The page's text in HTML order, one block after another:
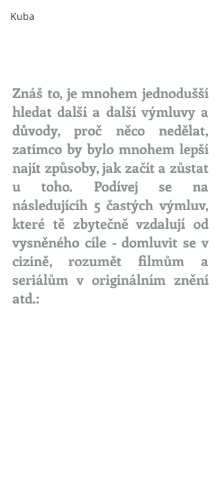
Kuba
Znáš to, je mnohem jednodušší
hledat další a další výmluvy a
důvody, proč něco nedělat,
zatímco by bylo mnohem lepší
najít způsoby, jak začít a zůstat
u toho. Podívej se na
následujícíh 5 častých výmluv,
které tě zbytečně vzdalují od
vysněného cíle - domluvit se v
cizině, rozumět filmům a
seriálům v originálním znění
atd.: